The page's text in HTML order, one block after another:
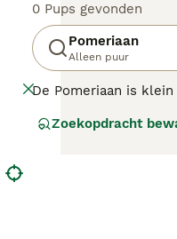
0 Pups gevonden
Pomeriaan
Alleen puur
De Pomeriaan is
honden die gebruikt
Zoekopdracht